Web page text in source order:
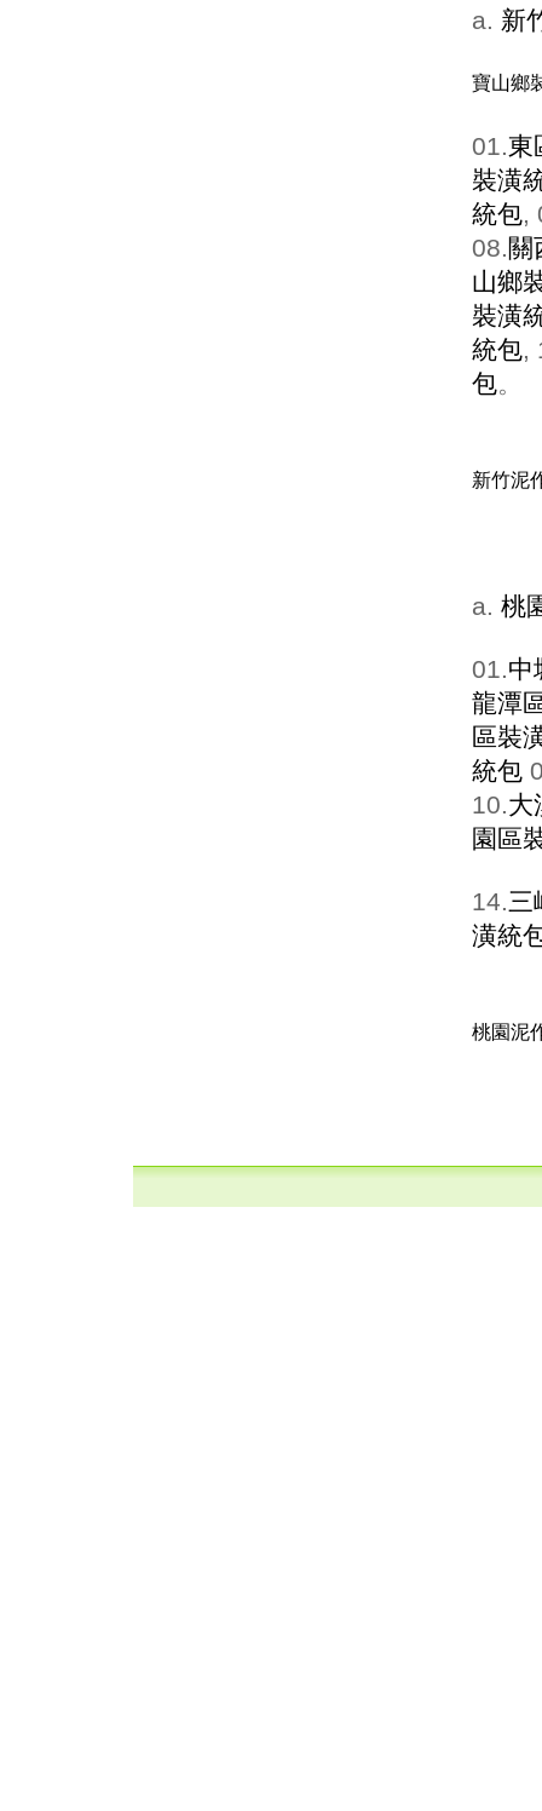
a. 新
寶山鄉
01.東
裝潢
統包,
08.關
山鄉
裝潢
統包,
包。
新竹泥
a. 桃
01.中
龍潭
區裝
統包
10.大
園區
14.三
潢統
桃園泥